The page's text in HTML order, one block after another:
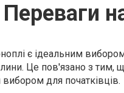
Переваги
є ідеальним
Це пов'язано з тим,
для початківців.